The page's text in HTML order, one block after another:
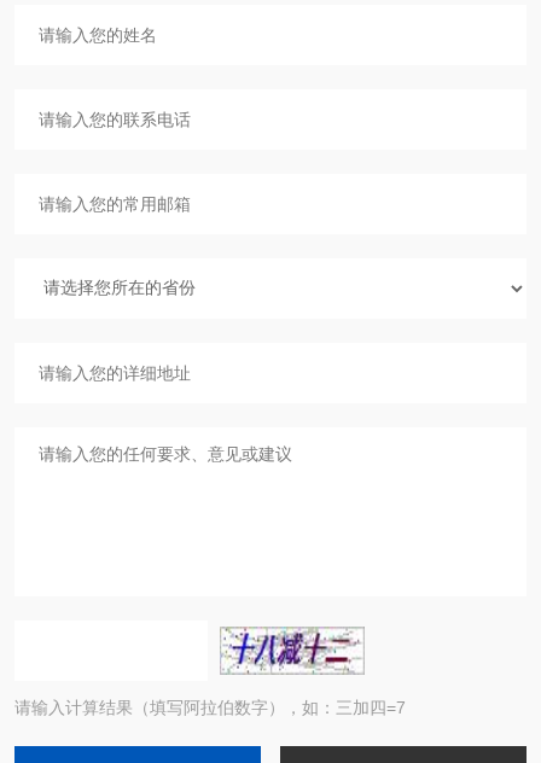
请输入计算结果（填写阿拉伯数字），如：三加四=7